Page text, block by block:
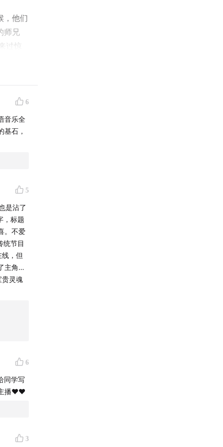
，他们
师兄
过惊
鞋最
的末
面。
情畅
年华语
6
音乐全
基石，
5
是沾了
，标题
。不爱
统节目
，但
主角…
贵灵魂
6
同学写
主播❤️❤️
3